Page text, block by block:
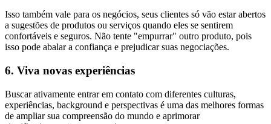
Isso também vale para os negócios, seus clientes só vão estar abertos
a sugestões de produtos ou serviços quando eles se sentirem
confortáveis e seguros. Não tente "empurrar" outro produto, pois
isso pode abalar a confiança e prejudicar suas negociações.
6. Viva novas experiências
Buscar ativamente entrar em contato com diferentes culturas,
experiências, background e perspectivas é uma das melhores formas
de ampliar sua compreensão do mundo e aprimorar